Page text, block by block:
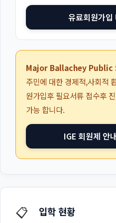
유료회원가
Major Ballachey Public
주민에 대한 경제적,사회적
원가입후 필요서류 접수후
가능 합니다.
IGE 회원제 안
📋 입학 현황